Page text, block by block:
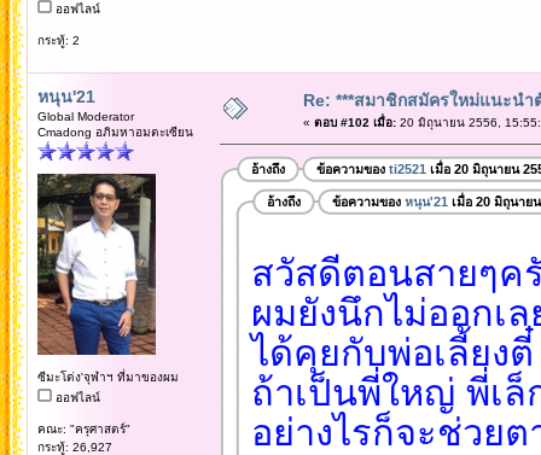
ออฟไลน์
กระทู้: 2
หนุน'21
Global Moderator
Cmadong อภิมหาอมตะเซียน
ซีมะโด่ง'จุฬาฯ ที่มาของผม
ออฟไลน์
คณะ: "ครุศาสตร์"
กระทู้: 26,927
Re: ***สมาชิกสมัครใหม่แนะนำ
« ตอบ #102 เมื่อ:20 มิถุนายน 2556,
อ้างถึง ข้อความของ ti2521 เมื่อ 20 มิถุนายน
อ้างถึง ข้อความของ หนุน'21 เมื่อ 20 มิถุนาย
สวัสดีตอนสายๆค
ผมยังนึกไม่ออกเ
ได้คุยกับพ่อเลี้ยง
ถ้าเป็นพี่ใหญ่ พี่เ
อย่างไรก็จะช่วย